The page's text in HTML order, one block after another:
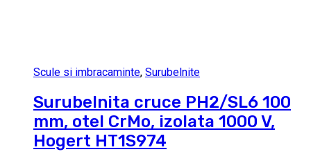
Scule si imbracaminte, Surubelnite
Surubelnita cruce PH2/SL6 100
mm, otel CrMo, izolata 1000 V,
Hogert HT1S974